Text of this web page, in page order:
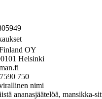
OY
Helsinki
750
nimi
ananasjäätelöä, mansikka-